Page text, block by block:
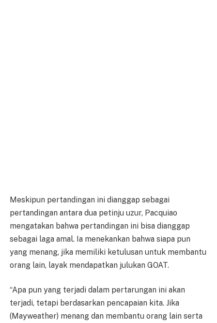
Meskipun pertandingan ini dianggap sebagai
pertandingan antara dua petinju uzur, Pacquiao
mengatakan bahwa pertandingan ini bisa dianggap
sebagai laga amal. Ia menekankan bahwa siapa pun
yang menang, jika memiliki ketulusan untuk membantu
orang lain, layak mendapatkan julukan GOAT.
“Apa pun yang terjadi dalam pertarungan ini akan
terjadi, tetapi berdasarkan pencapaian kita. Jika
(Mayweather) menang dan membantu orang lain serta